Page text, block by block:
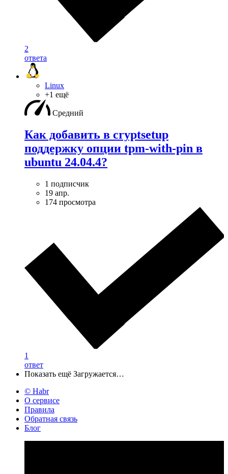
2
ответа
Linux
+1 ещё
Средний
Как добавить в cryptsetup
поддержку опции tpm-with-pin в
ubuntu 24.04.4?
1 подписчик
19 апр.
174 просмотра
1
ответ
Показать ещё Загружается…
© Habr
О сервисе
Правила
Обратная связь
Блог